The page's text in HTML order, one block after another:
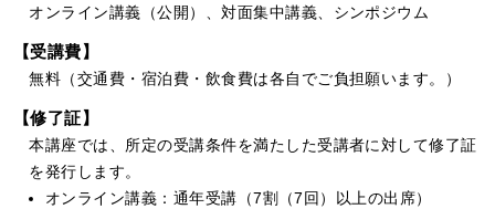
オンライン講義（公開）、対面集中講義、シンポジウム
【受講費】
無料（交通費・宿泊費・飲食費は各自でご負担願います。）
【修了証】
本講座では、所定の受講条件を満たした受講者に対して修了証
を発行します。
オンライン講義：通年受講（7割（7回）以上の出席）